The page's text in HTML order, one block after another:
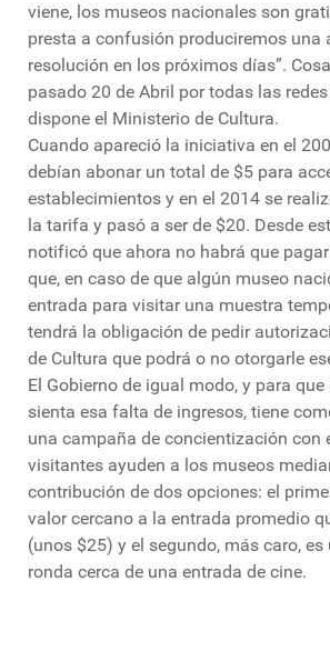
viene, los museos nacionales son
presta a confusión produciremos una
resolución en los próximos días”.
pasado 20 de Abril por todas las
dispone el Ministerio de Cultura.
Cuando apareció la iniciativa en el
debían abonar un total de $5 para
establecimientos y en el 2014 se
la tarifa y pasó a ser de $20. Desde
notificó que ahora no habrá que
que, en caso de que algún museo
entrada para visitar una muestra
tendrá la obligación de pedir
de Cultura que podrá o no otorgarle
El Gobierno de igual modo, y para
sienta esa falta de ingresos, tiene
una campaña de concientización con
visitantes ayuden a los museos
contribución de dos opciones: el
valor cercano a la entrada promedio
(unos $25) y el segundo, más caro, es
ronda cerca de una entrada de cine.